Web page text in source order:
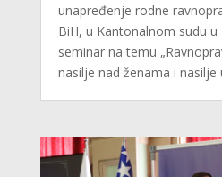
unapređenje rodne
BiH, u Kantonalnom sudu u
seminar na temu
nasilje nad ženama i nasilje